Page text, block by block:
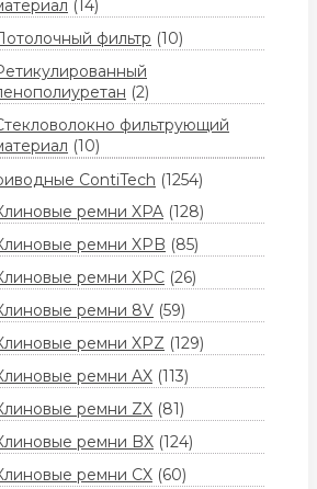
(14)
фильтр (10)
(2)
фильтрующий
(10)
ContiTech (1254)
ремни XPA (128)
ремни XPB (85)
ремни XPC (26)
ремни 8V (59)
ремни XPZ (129)
ремни AX (113)
ремни ZX (81)
ремни BX (124)
ремни CX (60)